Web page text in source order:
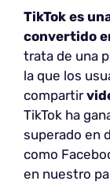
TikTok es
convertido
trata de una
la que los
compartir
TikTok ha
superado en
como
en nuestro